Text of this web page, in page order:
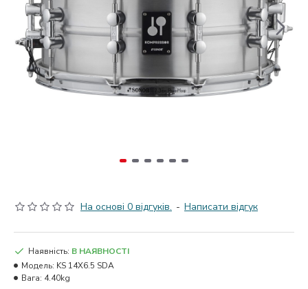
На основі 0 відгуків. - Написати відгук
Наявність: В НАЯВНОСТІ
Модель: KS 14X6.5 SDA
Вага: 4.40kg